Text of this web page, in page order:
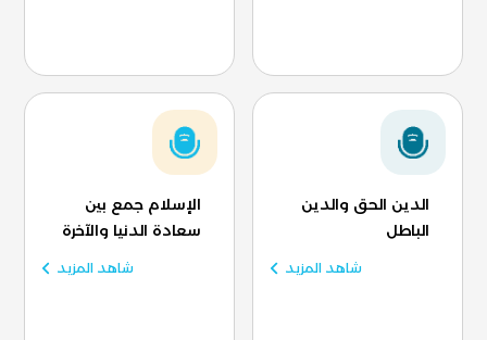
الدين الحق والدين
الباطل
شاهد المزيد
الإسلام جمع بين
سعادة الدنيا والآخرة
شاهد المزيد